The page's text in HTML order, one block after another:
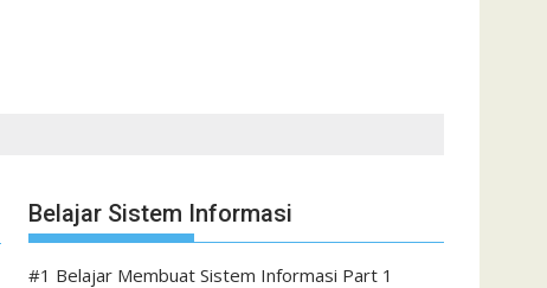
Belajar Sistem Informasi
#1 Belajar Membuat Sistem Informasi Part 1